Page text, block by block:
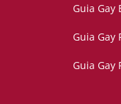
Guia Gay
Guia Gay
Guia Gay